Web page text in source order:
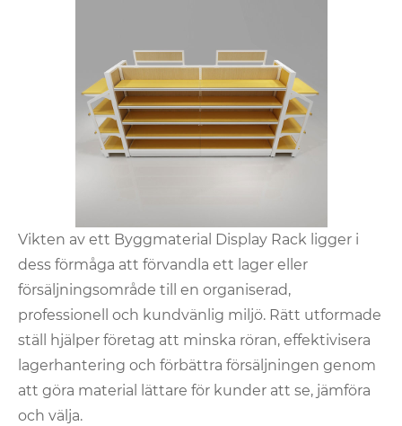
Vikten av ett Byggmaterial Display Rack ligger i
dess förmåga att förvandla ett lager eller
försäljningsområde till en organiserad,
professionell och kundvänlig miljö. Rätt utformade
ställ hjälper företag att minska röran, effektivisera
lagerhantering och förbättra försäljningen genom
att göra material lättare för kunder att se, jämföra
och välja.